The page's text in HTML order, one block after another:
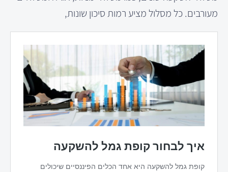
מעורבים. כל מסלול מציע רמות סיכון שונות,